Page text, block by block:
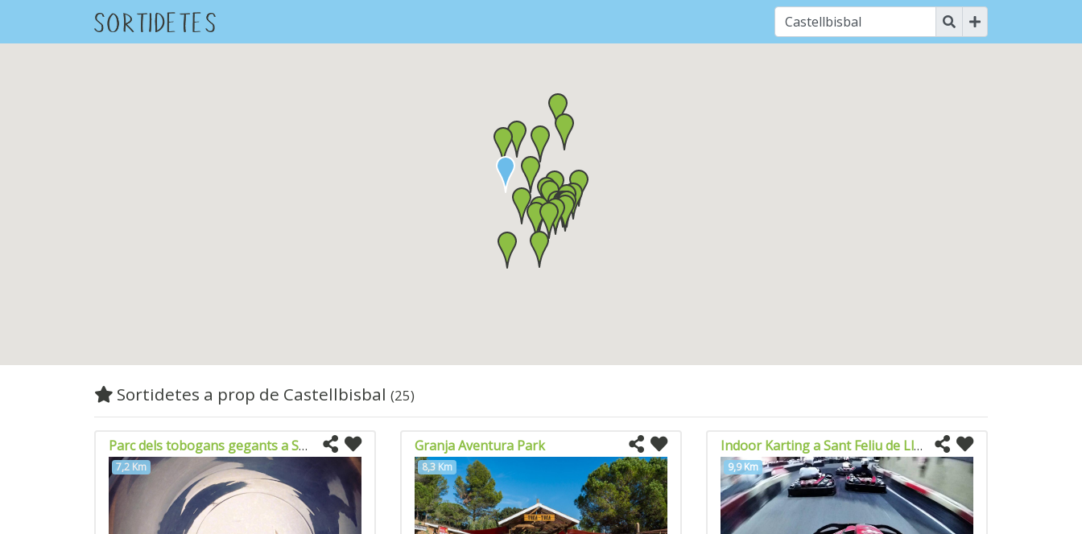
Sortidetes a prop de Castellbisbal (25)
Parc dels tobogans gegants a Sant Cugat del Valles
7,2 Km
Granja Aventura Park
8,3 Km
Indoor Karting a Sant Feliu de Llobregat
9,9 Km